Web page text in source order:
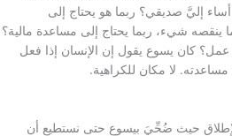
إليَّ صديقي؟ ربما هو يحتاج إلى
ينقصه شيء، ربما يحتاج إلى مساعدة مالية؟
عمل؟ كان يسوع يقول إن الإنسان إذا فعل
لا مكان للكراهية.
حيث ضُحِّيَ بيسوع حتى نستطيع أن